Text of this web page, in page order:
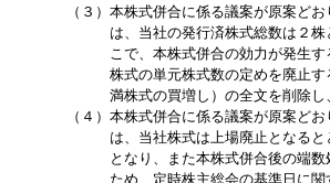
（３） 本株式併合に係る議案が原案ど
は、当社の発行済株式総数は２
こで、本株式併合の効力が発生
株式の単元株式数の定めを廃止
満株式の買増し）の全文を削除
（４） 本株式併合に係る議案が原案ど
は、当社株式は上場廃止となる
となり、また本株式併合後の端
ため、定時株主総会の基準日に